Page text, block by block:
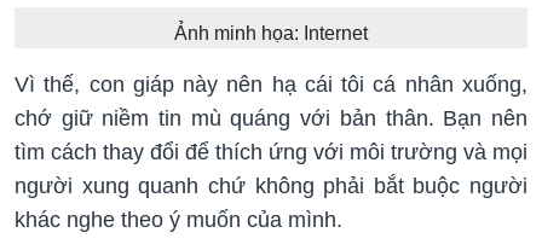
Ảnh minh họa: Internet
Vì thế, con giáp này nên hạ cái tôi cá nhân xuống,
chớ giữ niềm tin mù quáng với bản thân. Bạn nên
tìm cách thay đổi để thích ứng với môi trường và mọi
người xung quanh chứ không phải bắt buộc người
khác nghe theo ý muốn của mình.